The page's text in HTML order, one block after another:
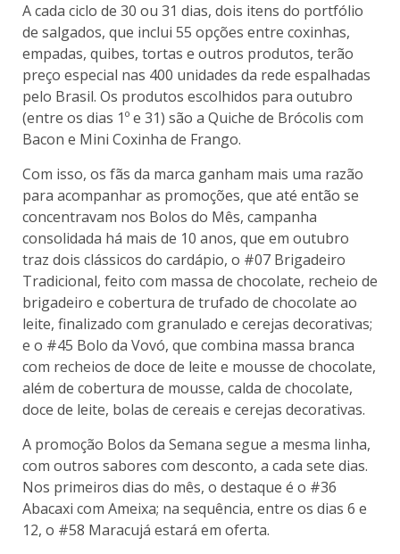
A cada ciclo de 30 ou 31 dias, dois itens do portfólio
de salgados, que inclui 55 opções entre coxinhas,
empadas, quibes, tortas e outros produtos, terão
preço especial nas 400 unidades da rede espalhadas
pelo Brasil. Os produtos escolhidos para outubro
(entre os dias 1º e 31) são a Quiche de Brócolis com
Bacon e Mini Coxinha de Frango.
Com isso, os fãs da marca ganham mais uma razão
para acompanhar as promoções, que até então se
concentravam nos Bolos do Mês, campanha
consolidada há mais de 10 anos, que em outubro
traz dois clássicos do cardápio, o #07 Brigadeiro
Tradicional, feito com massa de chocolate, recheio de
brigadeiro e cobertura de trufado de chocolate ao
leite, finalizado com granulado e cerejas decorativas;
e o #45 Bolo da Vovó, que combina massa branca
com recheios de doce de leite e mousse de chocolate,
além de cobertura de mousse, calda de chocolate,
doce de leite, bolas de cereais e cerejas decorativas.
A promoção Bolos da Semana segue a mesma linha,
com outros sabores com desconto, a cada sete dias.
Nos primeiros dias do mês, o destaque é o #36
Abacaxi com Ameixa; na sequência, entre os dias 6 e
12, o #58 Maracujá estará em oferta.